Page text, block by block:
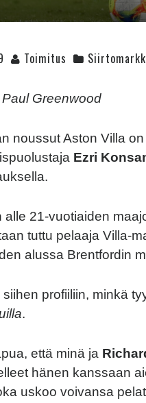
Toimitus
Greenwood
noussut Aston Villa
Ezri
alle 21-vuotiaiden
tuttu pelaaja Villa-
alussa Brentfordin
siihen profiiliin, minkä
.
että minä ja
hänen kanssaan
uskoo voivansa